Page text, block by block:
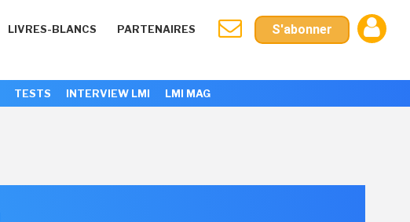
LIVRES-BLANCS PARTENAIRES S'abonner
TESTS INTERVIEW LMI LMI MAG